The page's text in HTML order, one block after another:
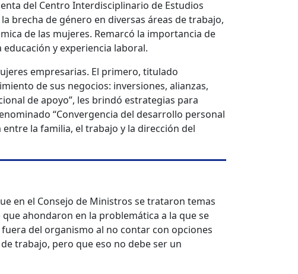
del Centro Interdisciplinario de Estudios
brecha de género en diversas áreas de trabajo,
de las mujeres. Remarcó la importancia de
y experiencia laboral.
empresarias. El primero, titulado
de sus negocios: inversiones, alianzas,
de apoyo”, les brindó estrategias para
“Convergencia del desarrollo personal
la familia, el trabajo y la dirección del
en el Consejo de Ministros se trataron temas
ahondaron en la problemática a la que se
del organismo al no contar con opciones
trabajo, pero que eso no debe ser un